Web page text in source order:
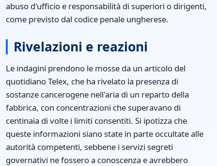
abuso d'ufficio e responsabilità di superiori o dirigenti,
come previsto dal codice penale ungherese.
Rivelazioni e reazioni
Le indagini prendono le mosse da un articolo del
quotidiano Telex, che ha rivelato la presenza di
sostanze cancerogene nell'aria di un reparto della
fabbrica, con concentrazioni che superavano di
centinaia di volte i limiti consentiti. Si ipotizza che
queste informazioni siano state in parte occultate alle
autorità competenti, sebbene i servizi segreti
governativi ne fossero a conoscenza e avrebbero